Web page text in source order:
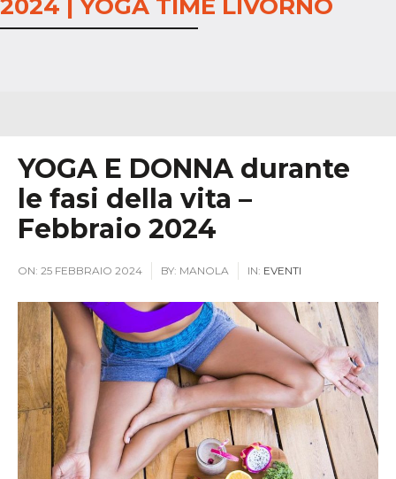
2024 | YOGA TIME LIVORNO
YOGA E DONNA durante
le fasi della vita –
Febbraio 2024
ON: 25 FEBBRAIO 2024 BY: MANOLA IN: EVENTI